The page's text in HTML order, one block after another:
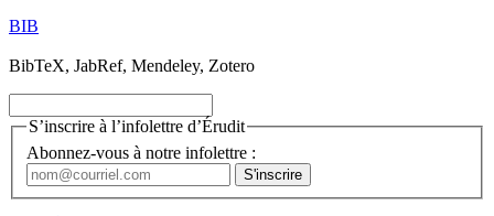
BIB
BibTeX, JabRef, Mendeley, Zotero
S’inscrire à l’infolettre d’Érudit
Abonnez-vous à notre infolettre :